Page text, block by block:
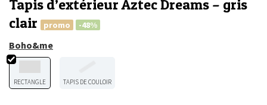
Tapis d’extérieur Aztec Dreams – gris
clair
promo -48%
Boho&me
RECTANGLE TAPIS DE COULOIR